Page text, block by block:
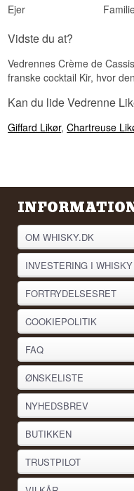
Ejer
Vidste du at?
Vedrennes Crème de
franske cocktail Kir, hvor
Kan du lide Vedrenne
Giffard Likør,Chartreuse
OM WHISKY.DK
INVESTERING I WHISKY
FORTRYDELSESRET
COOKIEPOLITIK
FAQ
ØNSKELISTE
NYHEDSBREV
BUTIKKEN
TRUSTPILOT